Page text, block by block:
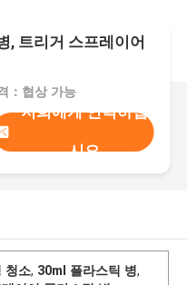
, 트리거 스프레이어
：협상 가능
저희에게 연락하십
시오
청소, 30ml 플라스틱 병,